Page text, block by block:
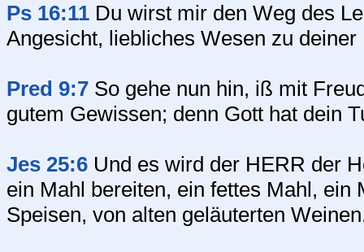
Ps 16:11 Du wirst mir den Weg des
Angesicht, liebliches Wesen zu
Pred 9:7 So gehe nun hin, iß mit
gutem Gewissen; denn Gott hat dein
Jes 25:6 Und es wird der HERR der
ein Mahl bereiten, ein fettes Mahl,
Speisen, von alten geläuterten